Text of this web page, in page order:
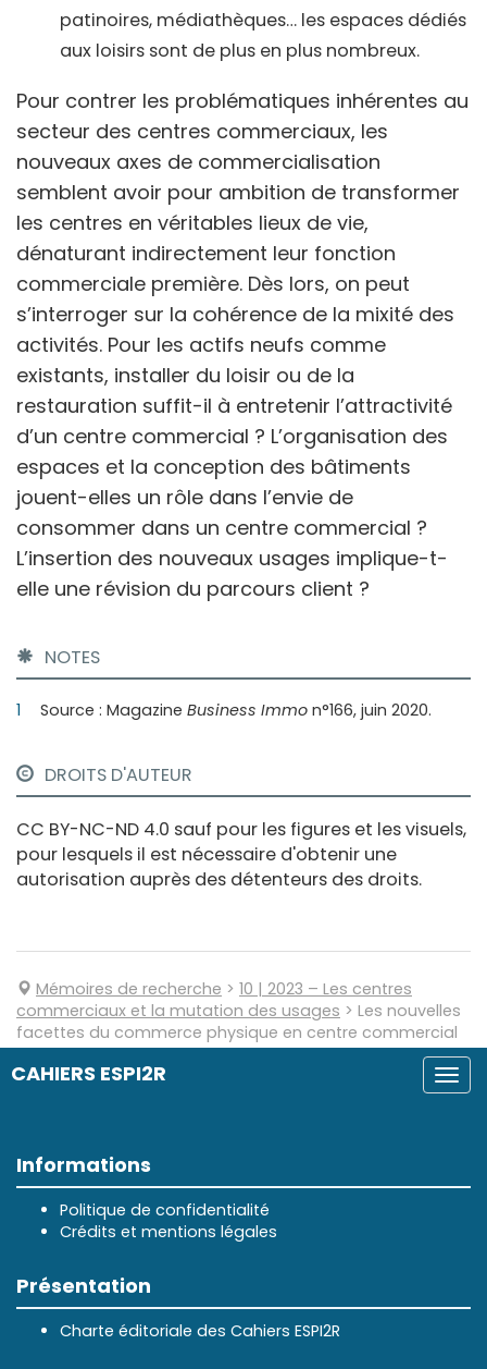
CAHIERS ESPI2R
patinoires, médiathèques… les espaces dédiés
aux loisirs sont de plus en plus nombreux.
Pour contrer les problématiques inhérentes au
secteur des centres commerciaux, les
nouveaux axes de commercialisation
semblent avoir pour ambition de transformer
les centres en véritables lieux de vie,
dénaturant indirectement leur fonction
commerciale première. Dès lors, on peut
s’interroger sur la cohérence de la mixité des
activités. Pour les actifs neufs comme
existants, installer du loisir ou de la
restauration suffit-il à entretenir l’attractivité
d’un centre commercial ? L’organisation des
espaces et la conception des bâtiments
jouent-elles un rôle dans l’envie de
consommer dans un centre commercial ?
L’insertion des nouveaux usages implique-t-
elle une révision du parcours client ?
NOTES
1 Source : MagazineBusiness Immo n°166, juin 2020.
DROITS D'AUTEUR
CC BY-NC-ND 4.0 sauf pour les figures et les visuels,
pour lesquels il est nécessaire d'obtenir une
autorisation auprès des détenteurs des droits.
Mémoires de recherche > 10 | 2023 – Les centres
commerciaux et la mutation des usages > Les nouvelles
facettes du commerce physique en centre commercial
Informations
Politique de confidentialité
Crédits et mentions légales
Présentation
Charte éditoriale des Cahiers ESPI2R